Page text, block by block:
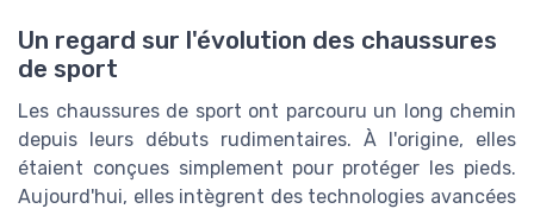
Un regard sur l'évolution des chaussures
de sport
Les chaussures de sport ont parcouru un long chemin
depuis leurs débuts rudimentaires. À l'origine, elles
étaient conçues simplement pour protéger les pieds.
Aujourd'hui, elles intègrent des technologies avancées